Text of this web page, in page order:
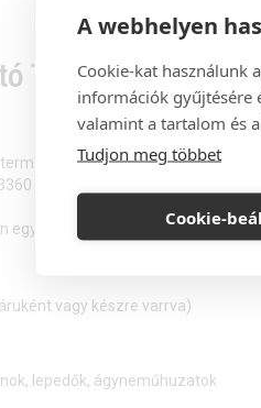
A webhelyen
Cookie-kat használunk
információk gyűjtésére
valamint a tartalom és
Tudjon meg többet
Cookie-
Termékek,
személyes átvétellel,
Heves, Petőfi u. 2., az átvétel
együtt: Termék vagy Termékek) az
vagy készre varrva)
lepedők, ágyneműhuzatok